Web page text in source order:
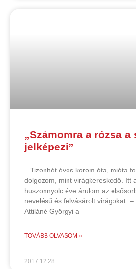
„Számomra a rózsa a
jelképezi”
– Tizenhét éves korom óta, mióta
dolgozom, mint virágkereskedő. Itt
huszonnyolc éve árulom az
nevelésű és felvásárolt virágokat. –
Attiláné Györgyi a
TOVÁBB OLVASOM »
2017.12.28.